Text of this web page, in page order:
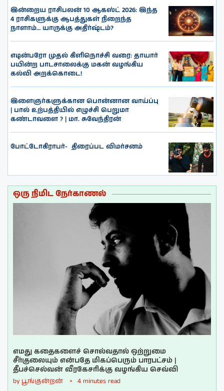
இன்றைய ராசிபலன் 10 ஆகஸ்ட் 2026: இந்த
4 ராசிகளுக்கு ஆபத்துகள் நிறைந்த
நாளாம்… யாருக்கு அதிர்ஷ்டம்?
எடின்பரோ முதல் கிளிநொச்சி வரை: தாயார்
பயின்ற பாடசாலைக்கு மகன் வழங்கிய
கல்வி அறக்கொடை!
இளைஞர்களுக்கான பொன்னான வாய்ப்பு
| பால் உற்பத்தியில் எழுச்சி பெறுமா
கண்டாவளை ? | மா. சுவேந்திரன்
போட்டோகிராபர்- ‌ திரைப்பட விமர்சனம்
ஒரு நிமிட நேர்காணல்
எமது கதைகளைச் சொல்வதால் ஒற்றுமை
சீர்குலையும் என்பதே மிகப்பெரும் பாரபட்சம் |
தீபச்செல்வன் வீரகேசரிக்கு வழங்கிய செவ்வி
by பூங்குன்றன் 4 minutes read